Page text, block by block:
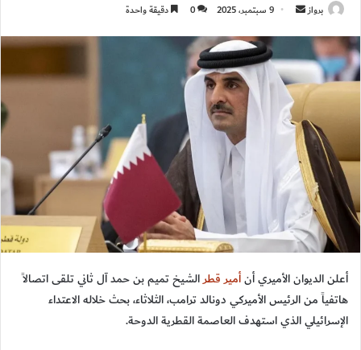
برواز
أرسل
إلكترونيا
9 سبتمبر، 2025 0 دقيقة واحدة
أعلن الديوان الأميري أنأمير قطرالشيخ تميم بن حمد آل ثاني تلقى اتصالاً
هاتفياً من الرئيس الأميركي دونالد ترامب، الثلاثاء، بحث خلاله الاعتداء
الإسرائيلي الذي استهدف العاصمة القطرية الدوحة.